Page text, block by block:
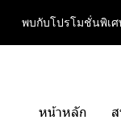
พบกับโปรโมชั่นพิเ
หน้าหลัก